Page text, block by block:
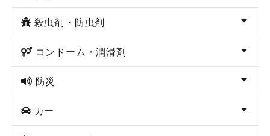
殺虫剤・防虫剤
コンドーム・潤滑剤
防災
カー